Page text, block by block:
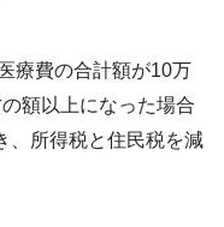
療費の合計額が10万
額以上になった場合
、所得税と住民税を減